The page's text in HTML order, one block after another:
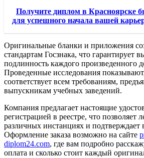
Получите диплом в Красноярске
для успешного начала вашей
Оригинальные бланки и приложения
стандартам Госзнака, что гарантирует
подлинность каждого произведенного
Проведенные исследования
соответствует всем требованиям,
выпускникам учебных заведений.
Компания предлагает настоящие
регистрацией в реестре, что позволяет
различных инстанциях и
Оформление заказа возможно на сайте
diplom24.com, где вам подробно
оплата и сколько стоит каждый